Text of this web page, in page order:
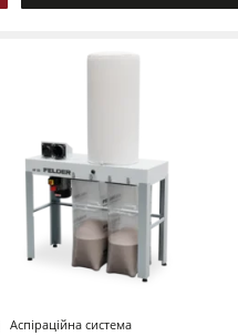
Аспіраційна система